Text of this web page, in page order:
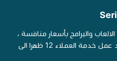
والبرامج بأسعار منافسة ،
موثق في وزارة التجارة ، مواعيد عمل خدمة العملاء 12 ظهرا الى